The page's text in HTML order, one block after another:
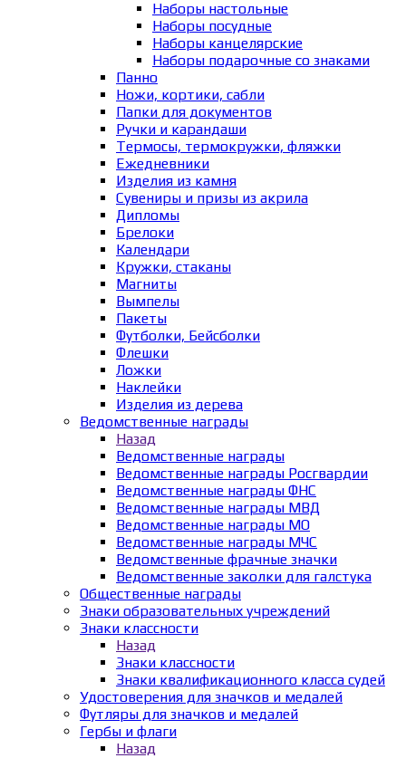
Наборы настольные
Наборы посудные
Наборы канцелярские
Наборы подарочные со знаками
Панно
Ножи, кортики, сабли
Папки для документов
Ручки и карандаши
Термосы, термокружки, фляжки
Ежедневники
Изделия из камня
Сувениры и призы из акрила
Дипломы
Брелоки
Календари
Кружки, стаканы
Магниты
Вымпелы
Пакеты
Футболки, Бейсболки
Флешки
Ложки
Наклейки
Изделия из дерева
Ведомственные награды
Назад
Ведомственные награды
Ведомственные награды Росгвардии
Ведомственные награды ФНС
Ведомственные награды МВД
Ведомственные награды МО
Ведомственные награды МЧС
Ведомственные фрачные значки
Ведомственные заколки для галстука
Общественные награды
Знаки образовательных учреждений
Знаки классности
Назад
Знаки классности
Знаки квалификационного класса судей
Удостоверения для значков и медалей
Футляры для значков и медалей
Гербы и флаги
Назад